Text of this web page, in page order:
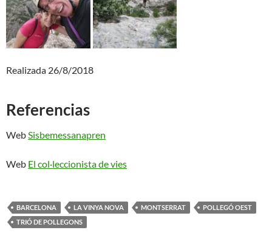
Realizada 26/8/2018
Referencias
WebSisbemessanapren
Web El col·leccionista de vies
BARCELONA LA VINYA NOVA MONTSERRAT
POLLEGÓ OEST
TRIÓ DE POLLEGONS